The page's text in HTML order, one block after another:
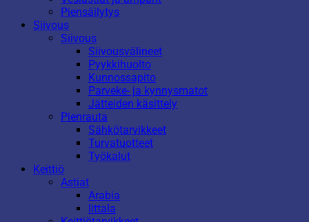
Piensäilytys
Siivous
Siivous
Siivousvälineet
Pyykkihuolto
Kunnossapito
Parveke- ja kynnysmatot
Jätteiden käsittely
Pienrauta
Sähkötarvikkeet
Turvatuotteet
Työkalut
Keittiö
Astiat
Arabia
Iittala